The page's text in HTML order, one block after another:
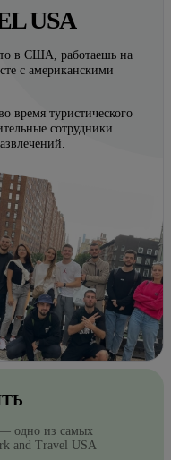
USA
в США, работаешь на
с американскими
время туристического
сотрудники
одно из самых
and Travel USA